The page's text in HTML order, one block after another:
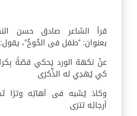
قرأ الشاعر صادق حسن
بعنوان: "طفل فى الخُوخُ"، يقول:
عنْ نكهة الورد يَحكي قصّةً
كي يُهدِي له الذِّكرَى
وكادَ يُشبه فى آهاتِه وترًا
أرجائِه تترَى